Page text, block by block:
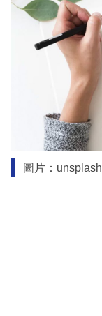
圖片：unsplash